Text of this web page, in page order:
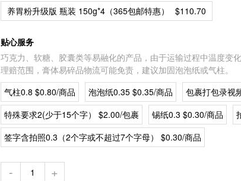
养胃粉升级版 瓶装 150g*4（365包邮特惠）
$110.70
贴心服务
巧克力、软糖、胶囊类等易融化的产品，由于运输过程中温度变
理赔范围，膏体易碎品物流可能免责，建议加固泡泡纸或气柱。
气柱0.8 $0.80/商品
泡泡纸0.35 $0.35/商品
包裹打包录视
特殊要求2(少于15个字） $2.00/包裹
锡纸0.3 $0.30/商品
签字含拍照0.3（2个字或不超过7个字母） $0.30/商品
- +